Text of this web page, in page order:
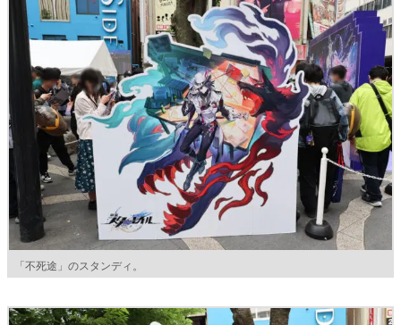
「不死途」のスタンディ。